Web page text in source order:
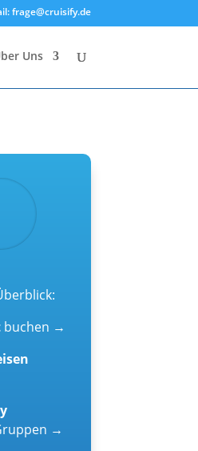
frage@cruisify.de
Uns
buchen →
→